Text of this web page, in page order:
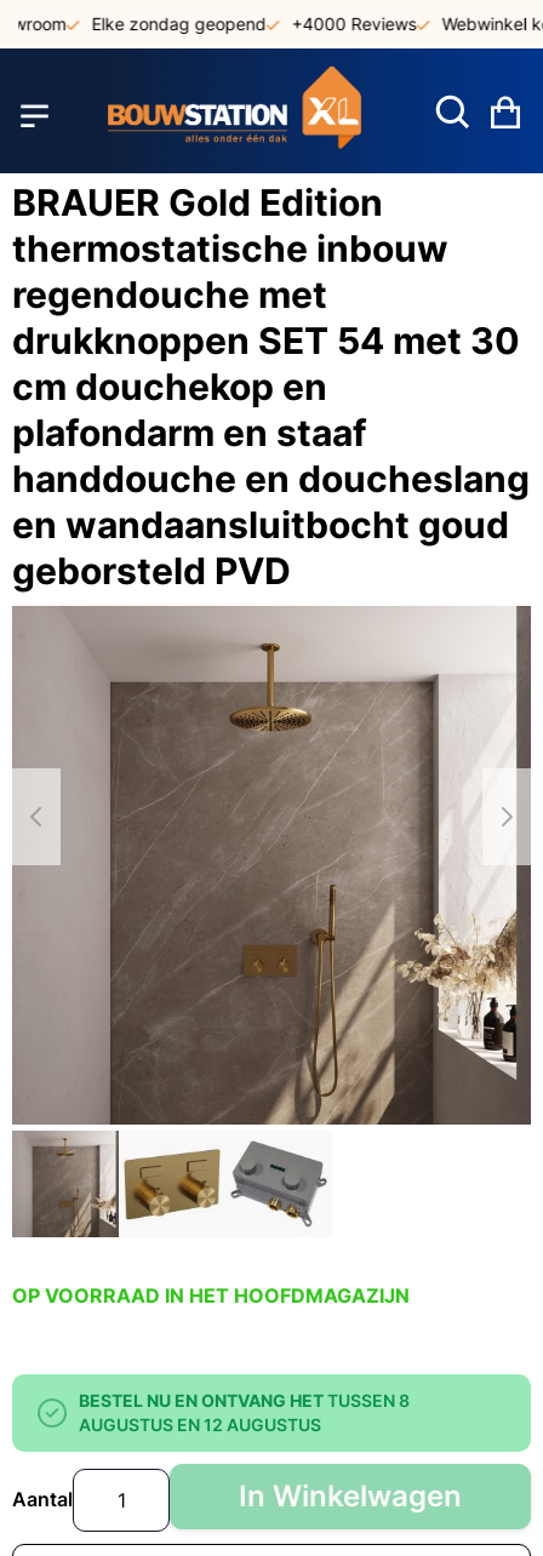
Elke zondag geopend +4000 Reviews Webwinkel
BRAUER Gold Edition
thermostatische inbouw
regendouche met
drukknoppen SET 54 met 30
cm douchekop en
plafondarm en staaf
handdouche en doucheslang
en wandaansluitbocht goud
geborsteld PVD
OP VOORRAAD IN HET HOOFDMAGAZIJN
BESTEL NU EN ONTVANG HETTUSSEN 8
AUGUSTUS EN 12 AUGUSTUS
Aantal In Winkelwagen